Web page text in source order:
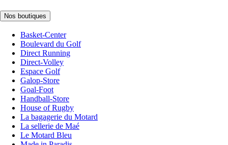
Nos boutiques
Basket-Center
Boulevard du Golf
Direct Running
Direct-Volley
Espace Golf
Galop-Store
Goal-Foot
Handball-Store
House of Rugby
La bagagerie du Motard
La sellerie de Maé
Le Motard Bleu